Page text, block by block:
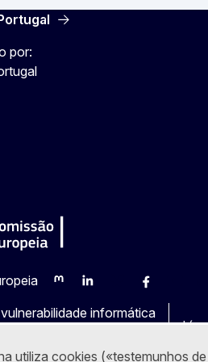
utiliza cookies («testemunhos de
por:
MastodonLinkedInBlueskyFacebook
informática